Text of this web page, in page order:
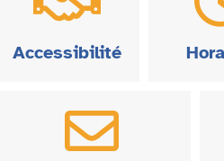
Accessibilité